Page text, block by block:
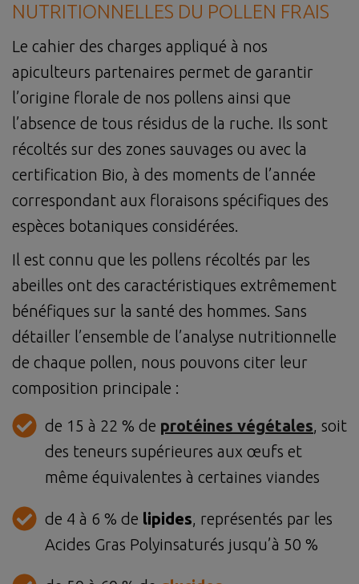
NUTRITIONNELLES DU POLLEN FRAIS
Le cahier des charges appliqué à nos
apiculteurs partenaires permet de garantir
l’origine florale de nos pollens ainsi que
l’absence de tous résidus de la ruche. Ils sont
récoltés sur des zones sauvages ou avec la
certification Bio, à des moments de l’année
correspondant aux floraisons spécifiques des
espèces botaniques considérées.
Il est connu que les pollens récoltés par les
abeilles ont des caractéristiques extrêmement
bénéfiques sur la santé des hommes. Sans
détailler l’ensemble de l’analyse nutritionnelle
de chaque pollen, nous pouvons citer leur
composition principale :
de 15 à 22 % de protéines végétales, soit
des teneurs supérieures aux œufs et
même équivalentes à certaines viandes
de 4 à 6 % de lipides, représentés par les
Acides Gras Polyinsaturés jusqu’à 50 %